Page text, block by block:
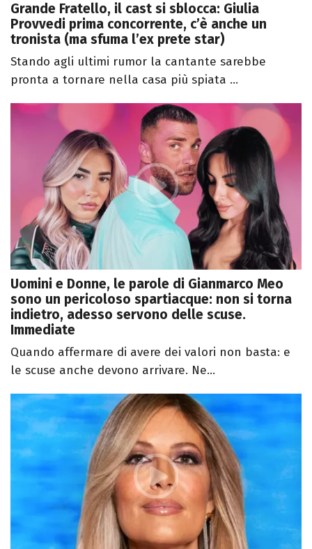
Grande Fratello, il cast si sblocca: Giulia
Provvedi prima concorrente, c’è anche un
tronista (ma sfuma l’ex prete star)
Stando agli ultimi rumor la cantante sarebbe
pronta a tornare nella casa più spiata ...
Uomini e Donne, le parole di Gianmarco Meo
sono un pericoloso spartiacque: non si torna
indietro, adesso servono delle scuse.
Immediate
Quando affermare di avere dei valori non basta: e
le scuse anche devono arrivare. Ne...